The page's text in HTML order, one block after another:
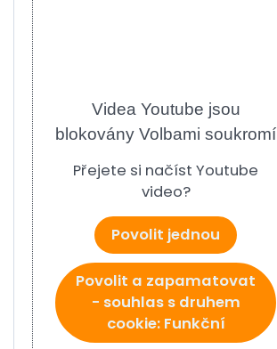
Videa Youtube jsou
blokovány Volbami soukromí
Přejete si načíst Youtube
video?
Povolit jednou
Povolit a zapamatovat
- souhlas s druhem
cookie: Funkční